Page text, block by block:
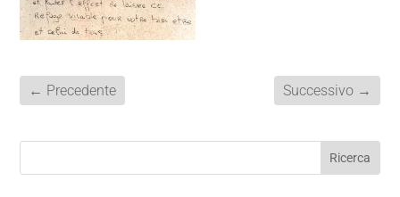
← Precedente Successivo→